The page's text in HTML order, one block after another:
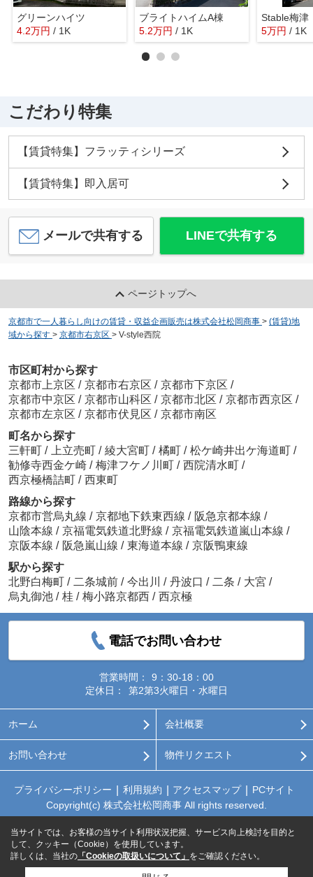
グリーンハイツ
4.2万円 / 1K
ブライトハイムA棟
5.2万円 / 1K
Stable梅津
5万円 / 1K
こだわり特集
【賃貸特集】フラッティシリーズ
【賃貸特集】即入居可
メールで共有する LINEで共有する
ページトップへ
京都市で一人暮らし向けの賃貸・収益企画販売は株式会社松岡商事 > (賃貸)地
域から探す > 京都市右京区 > V-style西院
市区町村から探す
京都市上京区 / 京都市右京区 / 京都市下京区 /
京都市中京区 / 京都市山科区 / 京都市北区 / 京都市西京区 /
京都市左京区 / 京都市伏見区 / 京都市南区
町名から探す
三軒町 / 上立売町 / 綾大宮町 / 橘町 / 松ケ崎井出ケ海道町 /
勧修寺西金ケ崎 / 梅津フケノ川町 / 西院清水町 /
西京極橋詰町 / 西東町
路線から探す
京都市営烏丸線 / 京都地下鉄東西線 / 阪急京都本線 /
山陰本線 / 京福電気鉄道北野線 / 京福電気鉄道嵐山本線 /
京阪本線 / 阪急嵐山線 / 東海道本線 / 京阪鴨東線
駅から探す
北野白梅町
/ 二条城前 / 今出川 / 丹波口 / 二条 / 大宮 /
烏丸御池 / 桂 / 梅小路京都西 / 西京極
電話でお問い合わせ
営業時間：
9：30-18：00
定休日：
第2第3火曜日・水曜日
ホーム 会社概要
お問い合わせ 物件リクエスト
プライバシーポリシー 利用規約 アクセスマップ
PCサイト
Copyright(c) 株式会社松岡商事 All rights reserved.
当サイトでは、お客様の当サイト利用状況把握、サービス向上検討を目的と
して、クッキー（Cookie）を使用しています。
詳しくは、当社の 「Cookieの取扱いについて」 をご確認ください。